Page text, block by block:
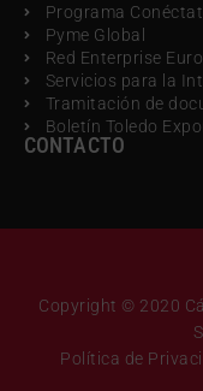
Programa
Pyme Global
Red Enterprise
Servicios para la
Tramitación de
Boletín Toledo
CONTACTO
Copyright © 2020
Política de